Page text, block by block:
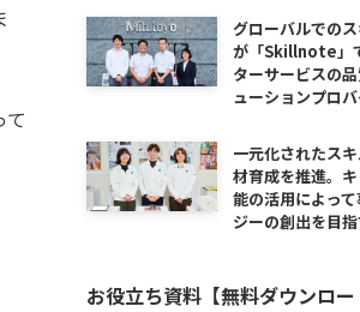
グローバルでの
が「Skillnote」
ターサービスの
ューションプロ
一元化されたス
材育成を推進。
能の活用によっ
ジーの創出を目
お役立ち資料【無料ダウンロー